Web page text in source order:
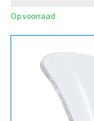
Op voorraad